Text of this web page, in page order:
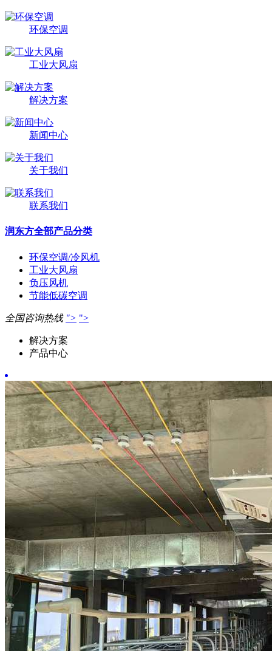
环保空调
工业大风扇
解决方案
新闻中心
关于我们
联系我们
润东方全部产品分类
环保空调/冷风机
工业大风扇
负压风机
节能低碳空调
全国咨询热线 "> ">
解决方案
产品中心